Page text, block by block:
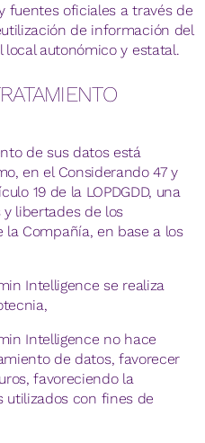
fuentes oficiales a través de
de información del
local autonómico y estatal.
de sus datos está
en el Considerando 47 y
19 de la LOPDGDD, una
libertades de los
Compañía, en base a los
Intelligence se realiza
Intelligence no hace
de datos, favorecer
favoreciendo la
utilizados con fines de